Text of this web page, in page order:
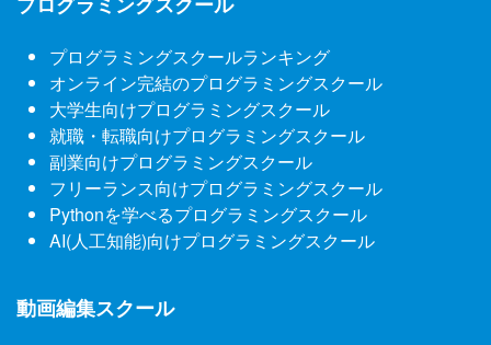
プログラミングスクールランキング
オンライン完結のプログラミングスクール
大学生向けプログラミングスクール
就職・転職向けプログラミングスクール
副業向けプログラミングスクール
フリーランス向けプログラミングスクール
Pythonを学べるプログラミングスクール
AI(人工知能)向けプログラミングスクール
動画編集スクール